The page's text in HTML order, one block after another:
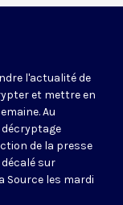
l'actualité de
et mettre en
Au
décryptage
de la presse
sur
Source les mardi